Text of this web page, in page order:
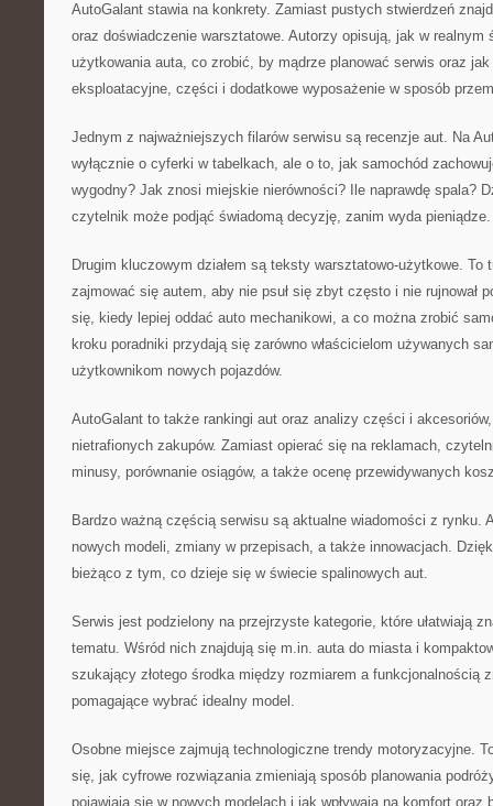
AutoGalant stawia na konkrety. Zamiast pustych stwierdzeń
oraz doświadczenie warsztatowe. Autorzy opisują, jak w realnym
użytkowania auta, co zrobić, by mądrze planować serwis oraz jak
eksploatacyjne, części i dodatkowe wyposażenie w sposób
Jednym z najważniejszych filarów serwisu są recenzje aut. Na
wyłącznie o cyferki w tabelkach, ale o to, jak samochód
wygodny? Jak znosi miejskie nierówności? Ile naprawdę spala?
czytelnik może podjąć świadomą decyzję, zanim wyda pieniądze.
Drugim kluczowym działem są teksty warsztatowo-użytkowe. To
zajmować się autem, aby nie psuł się zbyt często i nie rujnował
się, kiedy lepiej oddać auto mechanikowi, a co można zrobić
kroku poradniki przydają się zarówno właścicielom używanych
użytkownikom nowych pojazdów.
AutoGalant to także rankingi aut oraz analizy części i
nietrafionych zakupów. Zamiast opierać się na reklamach,
minusy, porównanie osiągów, a także ocenę przewidywanych
Bardzo ważną częścią serwisu są aktualne wiadomości z rynku.
nowych modeli, zmiany w przepisach, a także innowacjach.
bieżąco z tym, co dzieje się w świecie spalinowych aut.
Serwis jest podzielony na przejrzyste kategorie, które ułatwiają
tematu. Wśród nich znajdują się m.in. auta do miasta i
szukający złotego środka między rozmiarem a funkcjonalnością
pomagające wybrać idealny model.
Osobne miejsce zajmują technologiczne trendy motoryzacyjne.
się, jak cyfrowe rozwiązania zmieniają sposób planowania
pojawiają się w nowych modelach i jak wpływają na komfort oraz